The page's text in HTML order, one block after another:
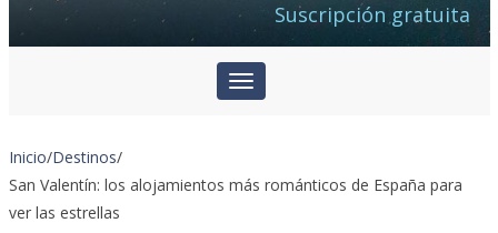
Suscripción gratuita
Inicio/Destinos/
San Valentín: los alojamientos más románticos de España para
ver las estrellas